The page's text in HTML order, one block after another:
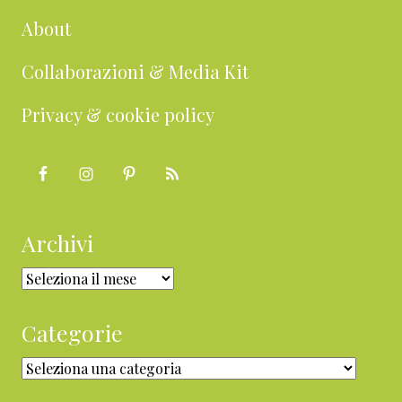
About
Collaborazioni & Media Kit
Privacy & cookie policy
Archivi
Archivi
Categorie
Categorie